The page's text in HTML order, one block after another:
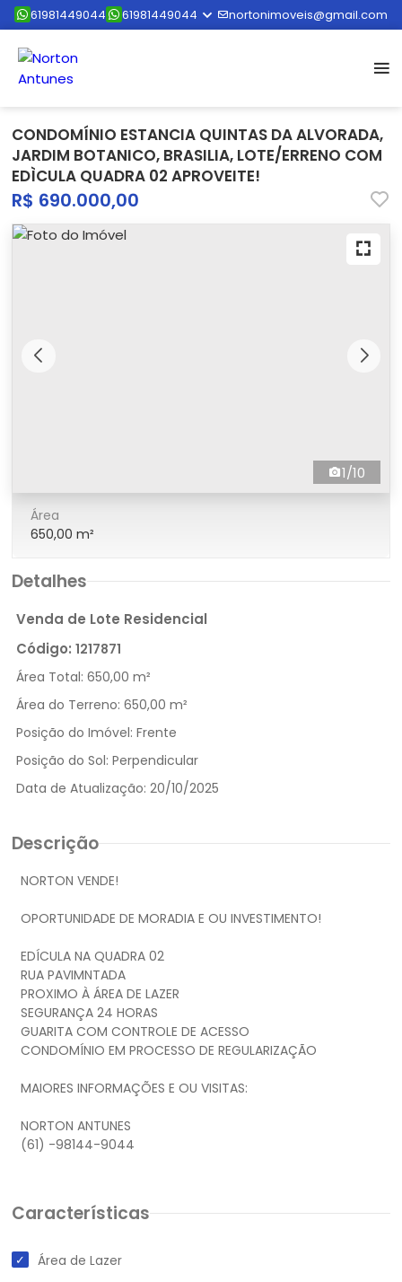
61981449044 61981449044 nortonimoveis@gmail.com
CONDOMÍNIO ESTANCIA QUINTAS DA ALVORADA,
JARDIM BOTANICO, BRASILIA, LOTE/ERRENO COM
EDÌCULA QUADRA 02 APROVEITE!
R$ 690.000,00
1/10
Área
650,00 m²
Detalhes
Venda de Lote Residencial
Código: 1217871
Área Total: 650,00 m²
Área do Terreno: 650,00 m²
Posição do Imóvel: Frente
Posição do Sol: Perpendicular
Data de Atualização: 20/10/2025
Descrição
NORTON VENDE!
OPORTUNIDADE DE MORADIA E OU INVESTIMENTO!
EDÍCULA NA QUADRA 02
RUA PAVIMNTADA
PROXIMO À ÁREA DE LAZER
SEGURANÇA 24 HORAS
GUARITA COM CONTROLE DE ACESSO
CONDOMÍNIO EM PROCESSO DE REGULARIZAÇÃO
MAIORES INFORMAÇÕES E OU VISITAS:
NORTON ANTUNES
Características
Área de Lazer